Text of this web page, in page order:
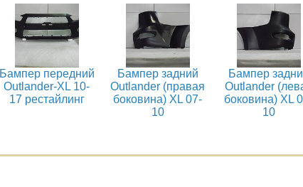
Бампер передний
Outlander-XL 10-
17 рестайлинг
Бампер задний
Outlander (правая
боковина) XL 07-
10
Бампер
Outlander
боковина) XL
10